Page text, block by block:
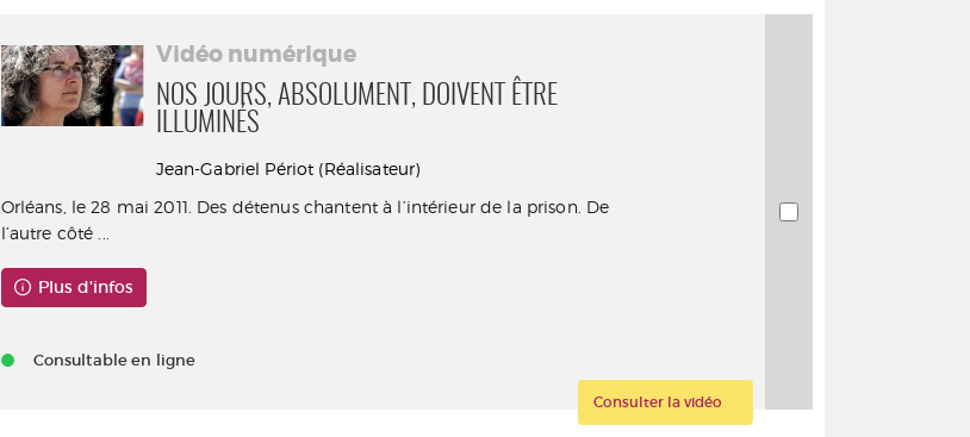
Vidéo numérique
NOS JOURS, ABSOLUMENT, DOIVENT ÊTRE
ILLUMINÉS
Jean-Gabriel Périot (Réalisateur)
Orléans, le 28 mai 2011. Des détenus chantent à l’intérieur de la prison. De
l’autre côté ...
Plus d'infos
Consultable en ligne
Consulter la vidéo